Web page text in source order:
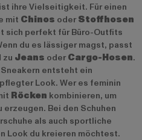
ihre Vielseitigkeit. Für einen
mit Chinos oder Stoffhosen
sich perfekt für Büro-Outfits
du es lässiger magst, passt
zu Jeans oder Cargo-Hosen.
entsteht ein
Look. Wer es feminin
Röcken kombinieren, um
Bei den Schuhen
als auch sportliche
Look du kreieren möchtest.